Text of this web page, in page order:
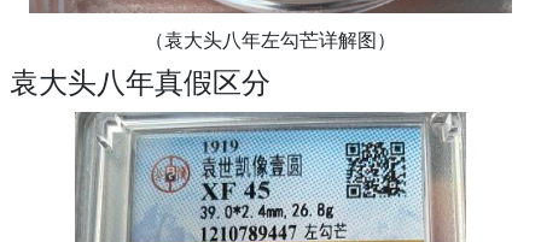
（袁大头八年左勾芒详解图）
袁大头八年真假区分